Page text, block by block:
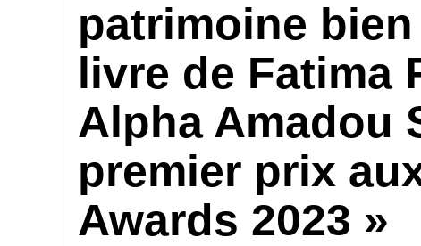
patrimoine
livre de Fatima
Alpha Amadou
premier prix
Awards 2023 »